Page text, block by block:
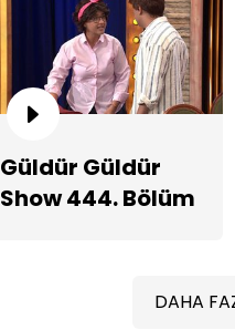
Güldür Güldür
Show 444. Bölüm
DAHA